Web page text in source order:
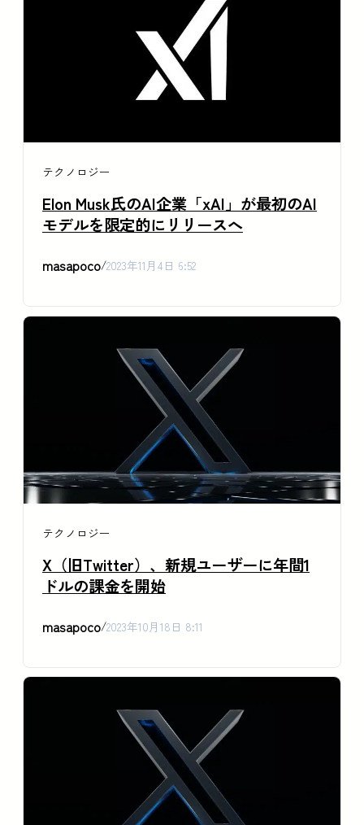
テクノロジー
Elon Musk氏のAI企業「xAI」が最初のAI
モデルを限定的にリリースへ
masapoco/2023年11月4日 6:52
テクノロジー
X（旧Twitter）、新規ユーザーに年間1
ドルの課金を開始
masapoco/2023年10月18日 8:11